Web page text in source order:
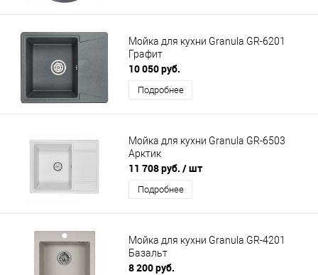
Мойка для кухни Granula GR-6201
Графит
10 050 руб.
Подробнее
Мойка для кухни Granula GR-6503
Арктик
11 708 руб. / шт
Подробнее
Мойка для кухни Granula GR-4201
Базальт
8 200 руб.